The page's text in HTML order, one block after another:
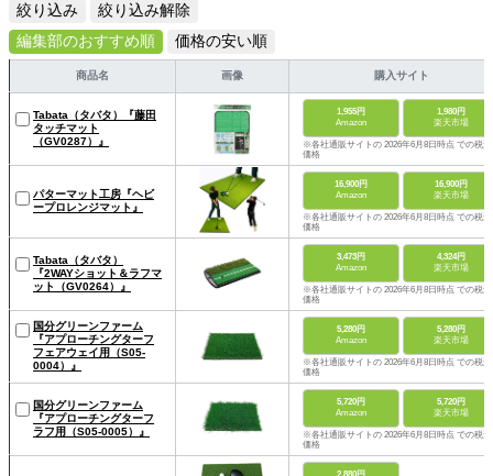
絞り込み
絞り込み解除
編集部のおすすめ順
価格の安い順
商品名 画像 購入サイト
Tabata（タバタ）『藤田
タッチマット
（GV0287）』
1,955円
Amazon
1,980円
楽天市場
※各社通販サイトの 2026年6月8日時点 での税込
価格
パターマット工房『ヘビ
ープロレンジマット』
16,900円
Amazon
16,900円
楽天市場
※各社通販サイトの 2026年6月8日時点 での税込
価格
Tabata（タバタ）
『2WAYショット＆ラフマ
ット（GV0264）』
3,473円
Amazon
4,324円
楽天市場
※各社通販サイトの 2026年6月8日時点 での税込
価格
国分グリーンファーム
『アプローチングターフ
フェアウェイ用（S05-
0004）』
5,280円
Amazon
5,280円
楽天市場
※各社通販サイトの 2026年6月8日時点 での税込
価格
国分グリーンファーム
『アプローチングターフ
ラフ用（S05-0005）』
5,720円
Amazon
5,720円
楽天市場
※各社通販サイトの 2026年6月8日時点 での税込
価格